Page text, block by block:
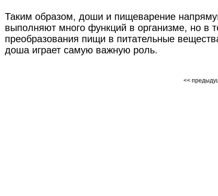
Таким образом, доши и пищеварение
выполняют много функций в организме, но в
преобразования пищи в питательные
доша играет самую важную роль.
<<